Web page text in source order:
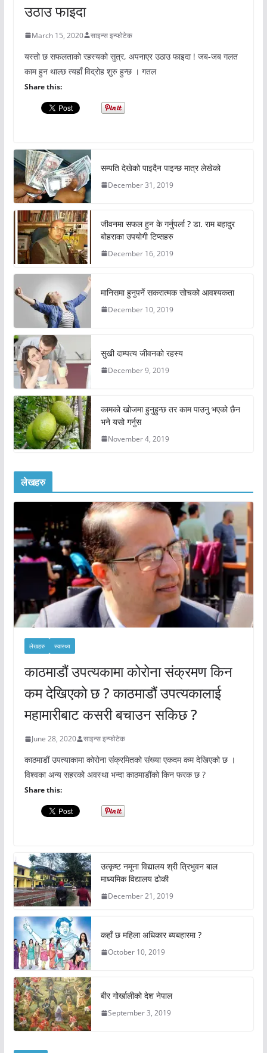
उठाउ फाइदा
March 15, 2020 साइन्स इन्फोटेक
यस्तो छ सफलताको रहस्यको सुत्र, अपनाएर उठाउ फाइदा ! जब-जब गलत
काम हुन थाल्छ त्यहाँ विद्रोह शुरु हुन्छ । गतल
Share this:
सम्पति देखेको पाइदैन पाइन्छ मात्र लेखेको
December 31, 2019
जीवनमा सफल हुन के गर्नुपर्ला ? डा. राम बहादुर
बोहराका उपयोगी टिप्सहरु
December 16, 2019
मानिसमा हुनुपर्ने सकरात्मक सोचको आवश्यकता
December 10, 2019
सुखी दाम्पत्य जीवनको रहस्य
December 9, 2019
कामको खोजमा हुनुहुन्छ तर काम पाउनु भएको छैन
भने यसो गर्नुस
November 4, 2019
लेखहरु
लेखहरु स्वास्थ्य
काठमाडौं उपत्यकामा कोरोना संक्रमण किन
कम देखिएको छ ? काठमाडौं उपत्यकालाई
महामारीबाट कसरी बचाउन सकिछ ?
June 28, 2020 साइन्स इन्फोटेक
काठमाडौं उपत्याकामा कोरोना संक्रमितको संख्या एकदम कम देखिएको छ ।
विश्वका अन्य सहरको अवस्था भन्दा काठमाडौंको किन फरक छ ?
Share this:
उत्कृष्ट नमूना विद्यालय श्री त्रिभुवन बाल
माध्यमिक विद्यालय ढोकी
December 21, 2019
कहाँ छ महिला अधिकार ब्यबहारमा ?
October 10, 2019
बीर गोर्खालीको देश नेपाल
September 3, 2019